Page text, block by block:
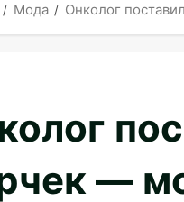
Мода Онколог
—